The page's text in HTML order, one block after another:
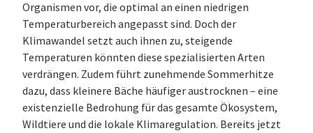
Organismen vor, die optimal an einen niedrigen
Temperaturbereich angepasst sind. Doch der
Klimawandel setzt auch ihnen zu, steigende
Temperaturen könnten diese spezialisierten Arten
verdrängen. Zudem führt zunehmende Sommerhitze
dazu, dass kleinere Bäche häufiger austrocknen – eine
existenzielle Bedrohung für das gesamte ⁠Ökosystem⁠,
Wildtiere und die lokale Klimaregulation. Bereits jetzt